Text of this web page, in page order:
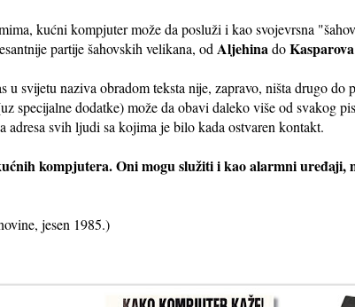
kućni kompjuter može da posluži i kao svojevrsna
partije šahovskih velikana, od Aljehina doKasparova
u svijetu naziva obradom teksta nije, zapravo, ništa drugo do
specijalne dodatke) može da obavi daleko više od svakog
adresa svih ljudi sa kojima je bilo kada ostvaren kontakt.
kompjutera. Oni mogu služiti i kao alarmni
jesen 1985.)